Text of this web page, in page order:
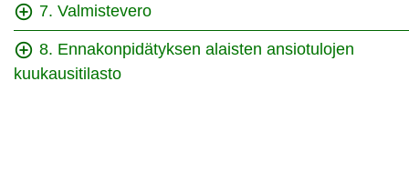
7. Valmistevero
8. Ennakonpidätyksen alaisten ansiotulojen
kuukausitilasto